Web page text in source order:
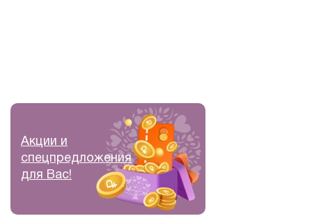
Акции и
спецпредложения
для Вас!